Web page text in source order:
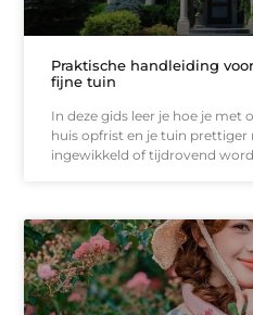
Praktische handleiding
fijne tuin
In deze gids leer je hoe je met
huis opfrist en je tuin
ingewikkeld of tijdrovend